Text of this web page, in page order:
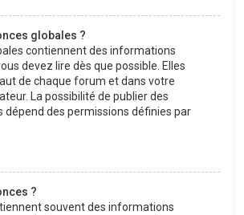
globales ?
contiennent des informations
devez lire dès que possible. Elles
de chaque forum et dans votre
La possibilité de publier des
dépend des permissions définies par
?
souvent des informations